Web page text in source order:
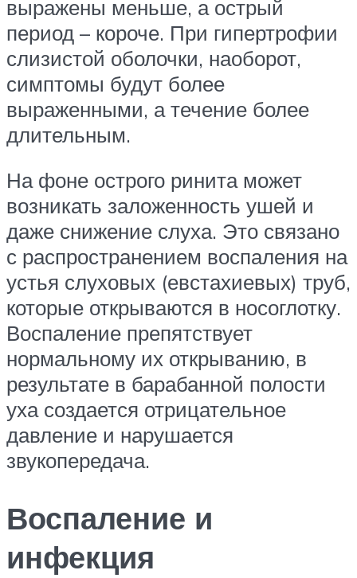
выражены меньше, а острый
период – короче. При гипертрофии
слизистой оболочки, наоборот,
симптомы будут более
выраженными, а течение более
длительным.
На фоне острого ринита может
возникать заложенность ушей и
даже снижение слуха. Это связано
с распространением воспаления на
устья слуховых (евстахиевых) труб,
которые открываются в носоглотку.
Воспаление препятствует
нормальному их открыванию, в
результате в барабанной полости
уха создается отрицательное
давление и нарушается
звукопередача.
Воспаление и
инфекция